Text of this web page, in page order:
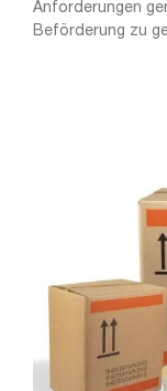
Anforderungen
Beförderung zu